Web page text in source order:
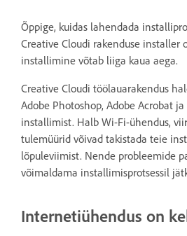
Õppige, kuidas lahendada
Creative Cloudi rakenduse installer
installimine võtab liiga kaua aega.
Creative Cloudi töölauarakendus
Adobe Photoshop, Adobe Acrobat
installimist. Halb Wi-Fi-ühendus,
tulemüürid võivad takistada teie
lõpuleviimist. Nende probleemide
võimaldama installimisprotsessil
Internetiühendus on